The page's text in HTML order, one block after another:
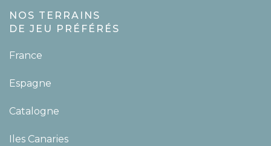
NOS TERRAINS
DE JEU PRÉFÉRÉS
France
Espagne
Catalogne
Iles Canaries